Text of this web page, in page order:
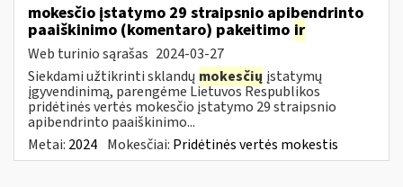
mokesčio įstatymo 29 straipsnio apibendrinto
paaiškinimo (komentaro) pakeitimo ir
Web turinio sąrašas 2024-03-27
Siekdami užtikrinti sklandų mokesčių įstatymų
įgyvendinimą, parengėme Lietuvos Respublikos
pridėtinės vertės mokesčio įstatymo 29 straipsnio
apibendrinto paaiškinimo...
Metai: 2024 Mokesčiai: Pridėtinės vertės mokestis